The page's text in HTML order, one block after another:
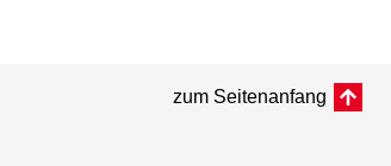
zum Seitenanfang